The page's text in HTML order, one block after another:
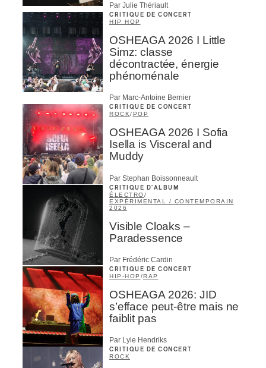
Par Julie Thériault
CRITIQUE DE CONCERT
HIP HOP
OSHEAGA 2026 I Little
Simz: classe
décontractée, énergie
phénoménale
Par Marc-Antoine Bernier
CRITIQUE DE CONCERT
ROCK/POP
OSHEAGA 2026 I Sofia
Isella is Visceral and
Muddy
Par Stephan Boissonneault
CRITIQUE D'ALBUM
ÉLECTRO/
EXPÉRIMENTAL / CONTEMPORAIN
2026
Visible Cloaks –
Paradessence
Par Frédéric Cardin
CRITIQUE DE CONCERT
HIP-HOP /RAP
OSHEAGA 2026: JID
s’efface peut-être mais ne
faiblit pas
Par Lyle Hendriks
CRITIQUE DE CONCERT
ROCK